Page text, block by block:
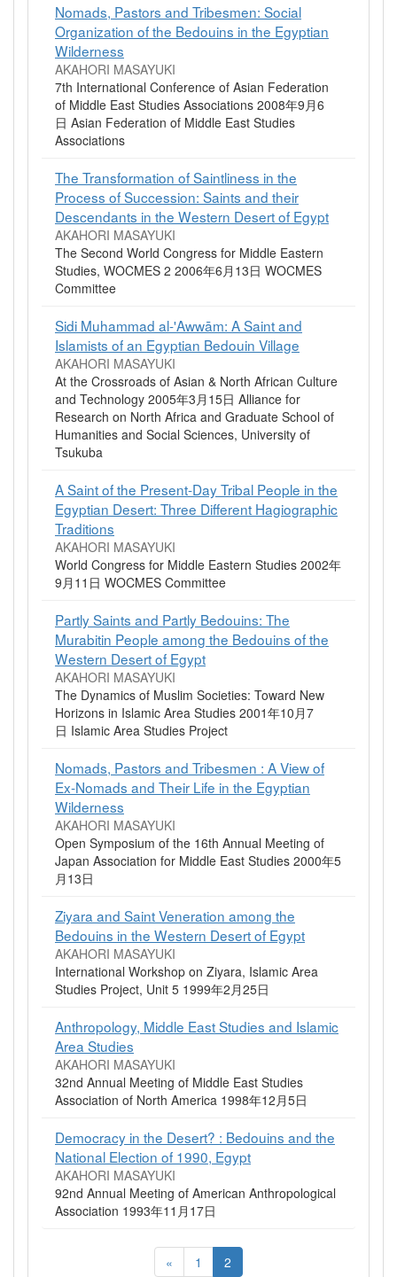
Nomads, Pastors and Tribesmen: Social
Organization of the Bedouins in the Egyptian
Wilderness
AKAHORI MASAYUKI
7th International Conference of Asian Federation
of Middle East Studies Associations 2008年9月6
日 Asian Federation of Middle East Studies
Associations
The Transformation of Saintliness in the
Process of Succession: Saints and their
Descendants in the Western Desert of Egypt
AKAHORI MASAYUKI
The Second World Congress for Middle Eastern
Studies, WOCMES 2 2006年6月13日 WOCMES
Committee
Sidi Muhammad al-'Awwām: A Saint and
Islamists of an Egyptian Bedouin Village
AKAHORI MASAYUKI
At the Crossroads of Asian & North African Culture
and Technology 2005年3月15日 Alliance for
Research on North Africa and Graduate School of
Humanities and Social Sciences, University of
Tsukuba
A Saint of the Present-Day Tribal People in the
Egyptian Desert: Three Different Hagiographic
Traditions
AKAHORI MASAYUKI
World Congress for Middle Eastern Studies 2002年
9月11日 WOCMES Committee
Partly Saints and Partly Bedouins: The
Murabitin People among the Bedouins of the
Western Desert of Egypt
AKAHORI MASAYUKI
The Dynamics of Muslim Societies: Toward New
Horizons in Islamic Area Studies 2001年10月7
日 Islamic Area Studies Project
Nomads, Pastors and Tribesmen : A View of
Ex-Nomads and Their Life in the Egyptian
Wilderness
AKAHORI MASAYUKI
Open Symposium of the 16th Annual Meeting of
Japan Association for Middle East Studies 2000年5
月13日
Ziyara and Saint Veneration among the
Bedouins in the Western Desert of Egypt
AKAHORI MASAYUKI
International Workshop on Ziyara, Islamic Area
Studies Project, Unit 5 1999年2月25日
Anthropology, Middle East Studies and Islamic
Area Studies
AKAHORI MASAYUKI
32nd Annual Meeting of Middle East Studies
Association of North America 1998年12月5日
Democracy in the Desert? : Bedouins and the
National Election of 1990, Egypt
AKAHORI MASAYUKI
92nd Annual Meeting of American Anthropological
Association 1993年11月17日
« 1 2